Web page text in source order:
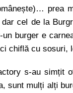
prea
cel de la
burger e
chiflă cu sosuri,
s-au simțit
sunt mulți alți